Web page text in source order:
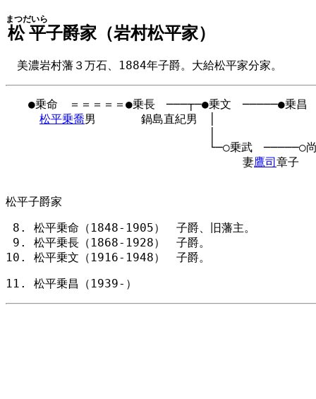
松平
まつだいら
子爵家（岩村松平家）
美濃岩村藩３万石、1884年子爵。大給松平家分家。
●乗命　＝＝＝＝＝●乗長　───┬─●乗文　─────●乗昌
松平乗喬男　　　　鍋島直紀男　│
└─○乗武　─────○尚
妻鷹司章子　
松平子爵家
松平乗命（1848-1905） 子爵、旧藩主。
松平乗長（1868-1928） 子爵。
松平乗文（1916-1948） 子爵。
松平乗昌（1939-）